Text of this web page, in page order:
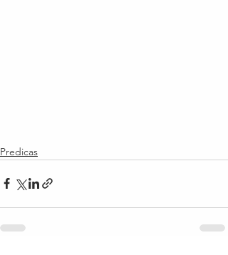
Predicas